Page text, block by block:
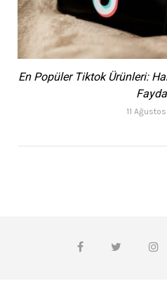
En Popüler Tiktok Ürünleri:
11